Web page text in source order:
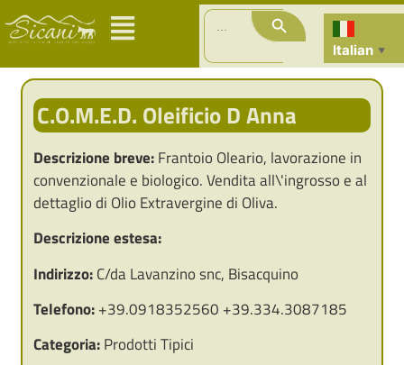
Search
for:
Search Button
Italian ▼
C.O.M.E.D. Oleificio D Anna
Descrizione breve:Frantoio Oleario, lavorazione in
convenzionale e biologico. Vendita all\'ingrosso e al
dettaglio di Olio Extravergine di Oliva.
Descrizione estesa:
Indirizzo:C/da Lavanzino snc, Bisacquino
Telefono:+39.0918352560 +39.334.3087185
Categoria:Prodotti Tipici